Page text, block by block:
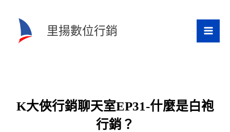
里揚數位行銷
K大俠行銷聊天室EP31-什麼是白袍
行銷？